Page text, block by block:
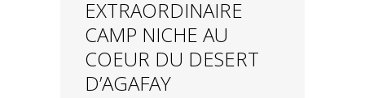
EXTRAORDINAIRE
CAMP NICHE AU
COEUR DU DESERT
D’AGAFAY